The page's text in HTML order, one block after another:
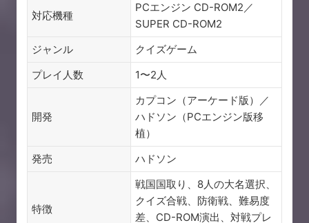
対応機種
PCエンジン CD-ROM2／
SUPER CD-ROM2
ジャンル
クイズゲーム
プレイ人数
1〜2人
開発
カプコン（アーケード版）／
ハドソン（PCエンジン版移
植）
発売
ハドソン
特徴
戦国国取り、8人の大名選択、
クイズ合戦、防衛戦、難易度
差、CD-ROM演出、対戦プレ